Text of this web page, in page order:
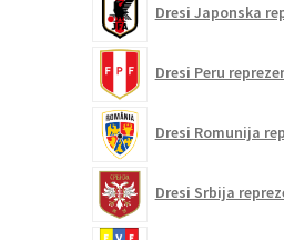
Dresi Japonska
Dresi Peru
Dresi Romunija
Dresi Srbija